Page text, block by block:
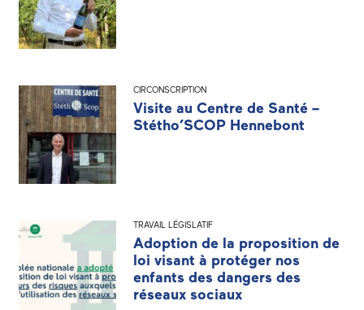
CIRCONSCRIPTION
Visite au Centre de Santé –
Stétho’SCOP Hennebont
TRAVAIL LÉGISLATIF
Adoption de la proposition de
loi visant à protéger nos
enfants des dangers des
réseaux sociaux